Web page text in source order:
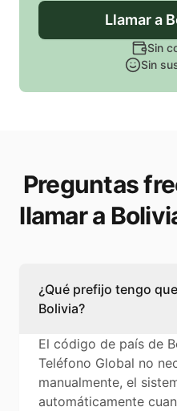
Llamara
Sin
Sin
Preguntas
llamar a
¿Qué prefijo tengo
Bolivia?
El código de país de
Teléfono Global no
manualmente, el
automáticamente